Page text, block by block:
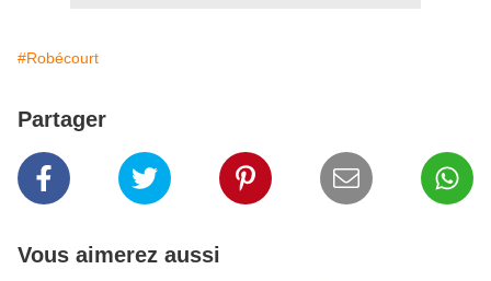
#Robécourt
Partager
Vous aimerez aussi